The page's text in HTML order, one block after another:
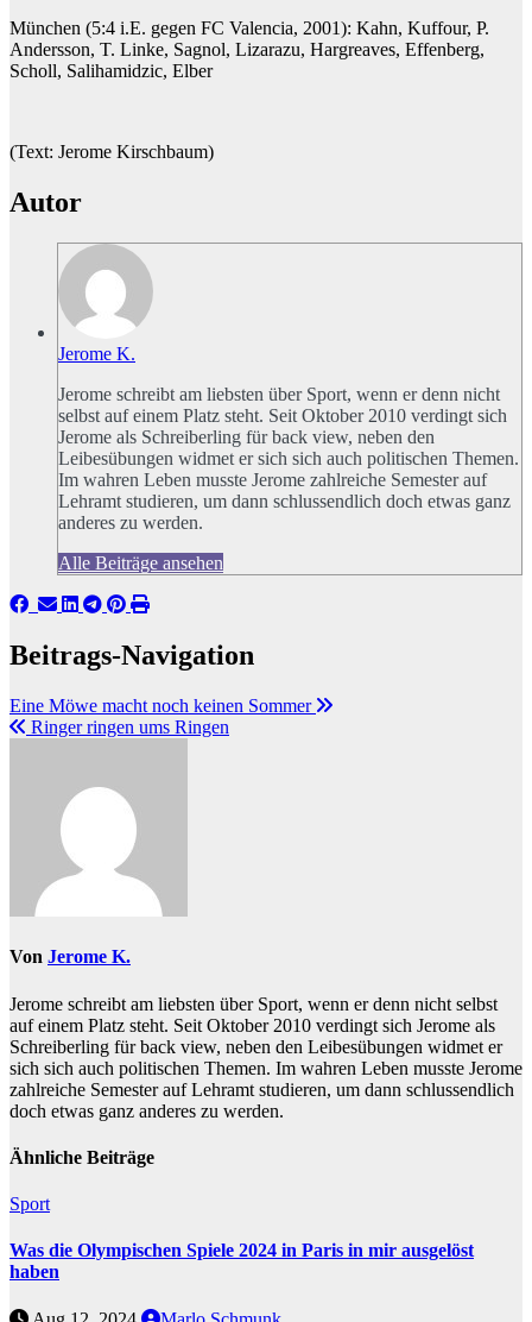
München (5:4 i.E. gegen FC Valencia, 2001): Kahn, Kuffour, P.
Andersson, T. Linke, Sagnol, Lizarazu, Hargreaves, Effenberg,
Scholl, Salihamidzic, Elber
(Text: Jerome Kirschbaum)
Autor
Jerome K.
Jerome schreibt am liebsten über Sport, wenn er denn nicht
selbst auf einem Platz steht. Seit Oktober 2010 verdingt sich
Jerome als Schreiberling für back view, neben den
Leibesübungen widmet er sich sich auch politischen Themen.
Im wahren Leben musste Jerome zahlreiche Semester auf
Lehramt studieren, um dann schlussendlich doch etwas ganz
anderes zu werden.
Alle Beiträge ansehen
Beitrags-Navigation
Eine Möwe macht noch keinen Sommer
Ringer ringen ums Ringen
Von Jerome K.
Jerome schreibt am liebsten über Sport, wenn er denn nicht selbst
auf einem Platz steht. Seit Oktober 2010 verdingt sich Jerome als
Schreiberling für back view, neben den Leibesübungen widmet er
sich sich auch politischen Themen. Im wahren Leben musste Jerome
zahlreiche Semester auf Lehramt studieren, um dann schlussendlich
doch etwas ganz anderes zu werden.
Ähnliche Beiträge
Sport
Was die Olympischen Spiele 2024 in Paris in mir ausgelöst
haben